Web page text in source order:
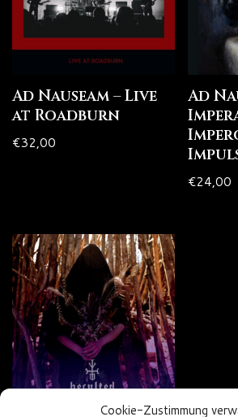
Cookie-Zustimmung
Ad Nauseam – Live
at Roadburn
€32,00
Ad
€24,00